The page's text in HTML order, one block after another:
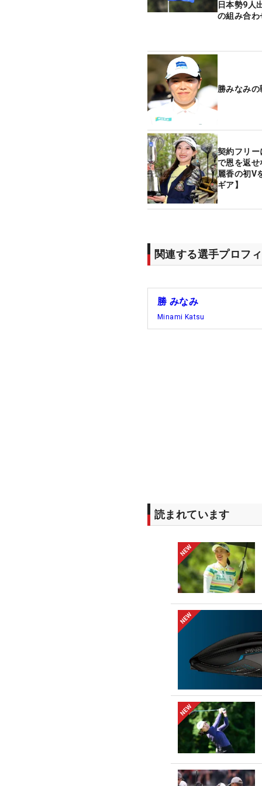
日本勢9人
の組み合わ
勝みなみ
契約フリー
で恩を返
麗香の初V
ギア】
関連する選手プロフ
勝 みなみ
Minami Katsu
読まれています